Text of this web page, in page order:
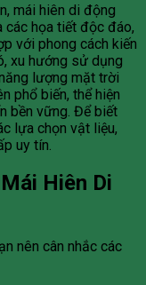
mái hiên di động
các họa tiết độc đáo,
với phong cách kiến
xu hướng sử dụng
lượng mặt trời
phổ biến, thể hiện
bền vững. Để biết
lựa chọn vật liệu,
uy tín.
Hiên Di
nên cân nhắc các